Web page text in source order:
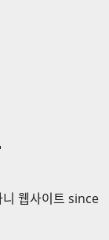
니 웹사이트 since